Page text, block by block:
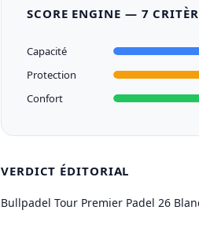
SCORE ENGINE — 7
Capacité
Protection
Confort
VERDICT ÉDITORIAL
Bullpadel Tour Premier Padel 26